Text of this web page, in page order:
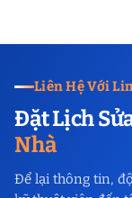
Liên Hệ Với
Đặt Lịch
Nhà
Để lại thông tin,